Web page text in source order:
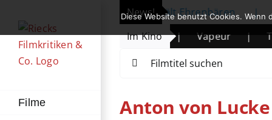
Inhalt
springen
Filme
News!
Michelle Yeoh erhält Ehrenbären | Prime
Im Kino
des Wüstenkindes | Vapeur | The
Anton von Lucke
Diese Website benutzt Cookies.